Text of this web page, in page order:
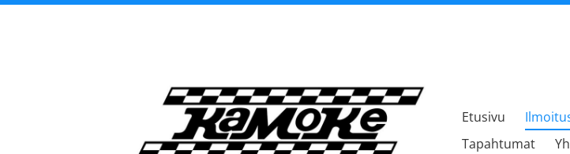
Kangasalan Moottorikerho
Etusivu
Tapahtumat